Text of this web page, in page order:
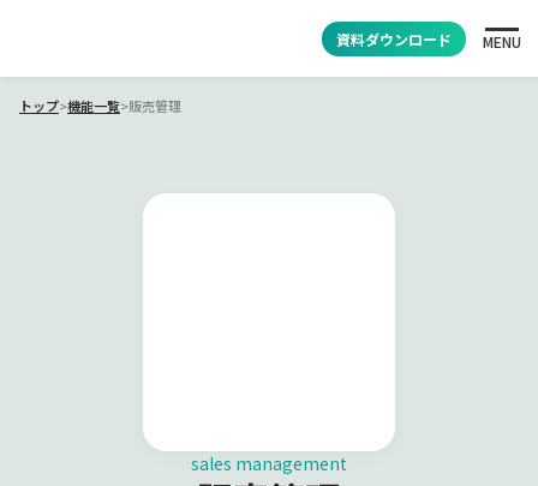
資料ダウンロード MENU
トップ>機能一覧>販売管理
sales management